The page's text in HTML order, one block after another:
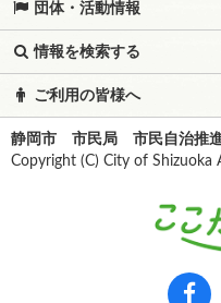
団体・活動情報
情報を検索する
ご利用の皆様へ
静岡市 市民局 市民自治推
Copyright (C) City of Shizuoka